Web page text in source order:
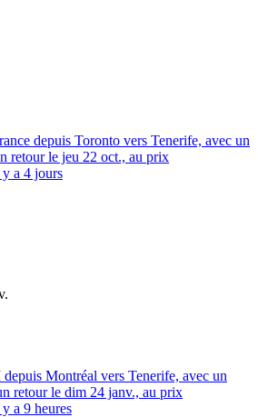
depuis Toronto vers Tenerife, avec un
retour le jeu 22 oct., au prix
a 4 jours
Montréal vers Tenerife, avec un
retour le dim 24 janv., au prix
a 9 heures